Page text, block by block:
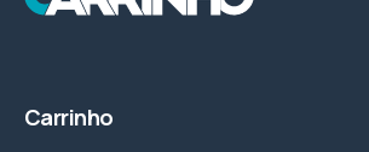
Carrinho